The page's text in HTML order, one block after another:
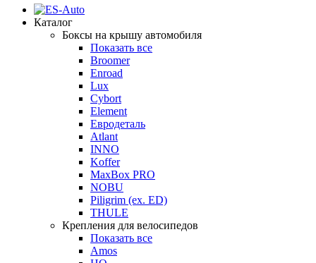
Каталог
Боксы на крышу автомобиля
Показать все
Broomer
Enroad
Lux
Cybort
Element
Евродеталь
Atlant
INNO
Koffer
MaxBox PRO
NOBU
Piligrim (ex. ED)
THULE
Крепления для велосипедов
Показать все
Amos